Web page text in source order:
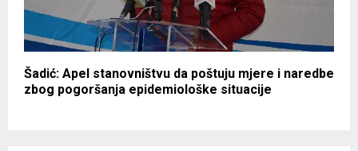
Šadić: Apel stanovništvu da poštuju mjere i naredbe
zbog pogoršanja epidemiološke situacije